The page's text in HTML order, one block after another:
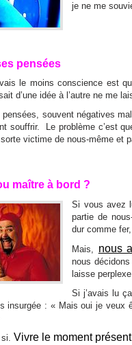
je ne me
pensées
le moins conscience est
d’une idée à l’autre ne me
pensées, souvent négatives
souffrir. Le problème c’est
victime de nous-même et
maître à bord ?
Si vous avez
partie de
dur comme
Mais, nous
nous
laisse
Si j’avais lu
insurgée : « Mais oui je veux
Vivre le moment présent